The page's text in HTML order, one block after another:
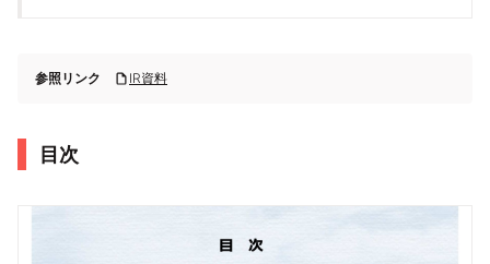
参照リンク IR資料
目次